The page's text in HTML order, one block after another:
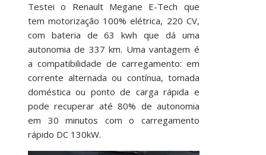
Testei o Renault Megane E-Tech que
tem motorização 100% elétrica, 220 CV,
com bateria de 63 kwh que dá uma
autonomia de 337 km. Uma vantagem é
a compatibilidade de carregamento: em
corrente alternada ou contínua, tomada
doméstica ou ponto de carga rápida e
pode recuperar até 80% de autonomia
em 30 minutos com o carregamento
rápido DC 130kW.